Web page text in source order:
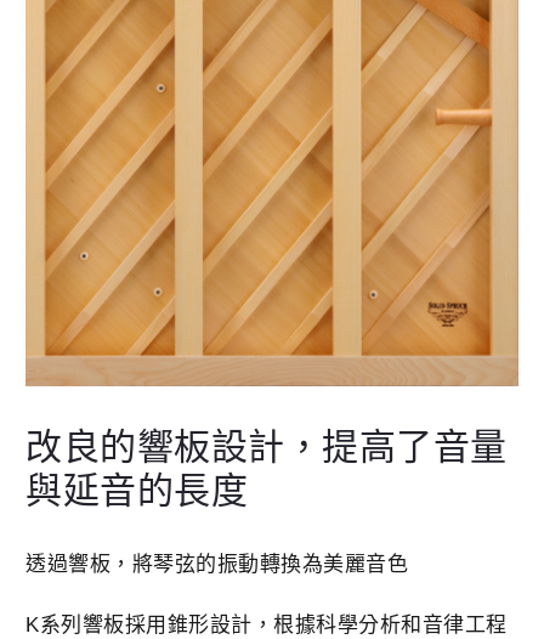
改良的響板設計，提高了音量
與延音的長度
透過響板，將琴弦的振動轉換為美麗音色
K系列響板採用錐形設計，根據科學分析和音律工程